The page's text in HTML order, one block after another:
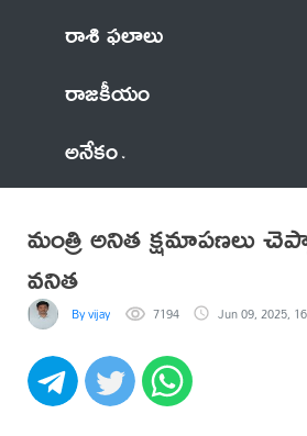
రాశి ఫలాలు
రాజకీయం
అనేకం
మంత్రి అనిత క్షమాపణలు
వనిత
By vijay 7194 Jun 09, 2025,